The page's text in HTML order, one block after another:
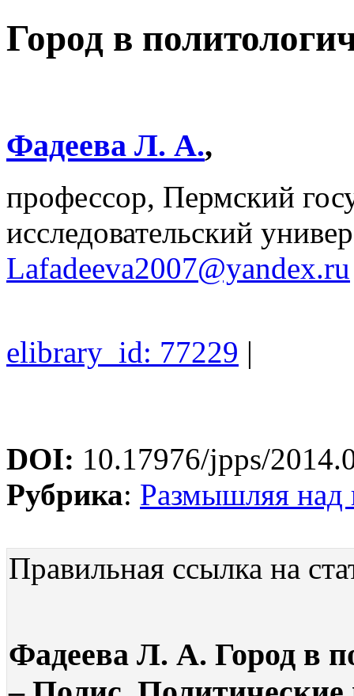
Город в
Фадеева Л. А.,
профессор, Пермский
исследовательский
Lafadeeva2007@yandex.ru
elibrary_id: 77229 |
DOI: 10.17976/jpps/
Рубрика: Размышляя
Правильная ссылка на
Фадеева Л. А. Город в